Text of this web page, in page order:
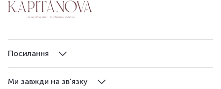
Ми завжди на зв'язку
Посилання